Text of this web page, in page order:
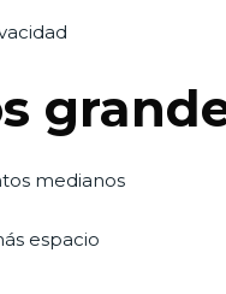
medianos
espacio